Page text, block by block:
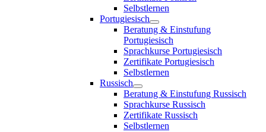
Selbstlernen
Portugiesisch
Beratung & Einstufung
Portugiesisch
Sprachkurse Portugiesisch
Zertifikate Portugiesisch
Selbstlernen
Russisch
Beratung & Einstufung Russisch
Sprachkurse Russisch
Zertifikate Russisch
Selbstlernen